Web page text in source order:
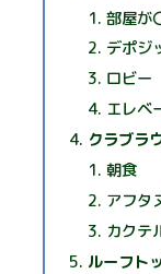
部屋が
デポジ
ロビー
エレベ
クラブラ
朝食
アフタ
カクテ
ルーフト